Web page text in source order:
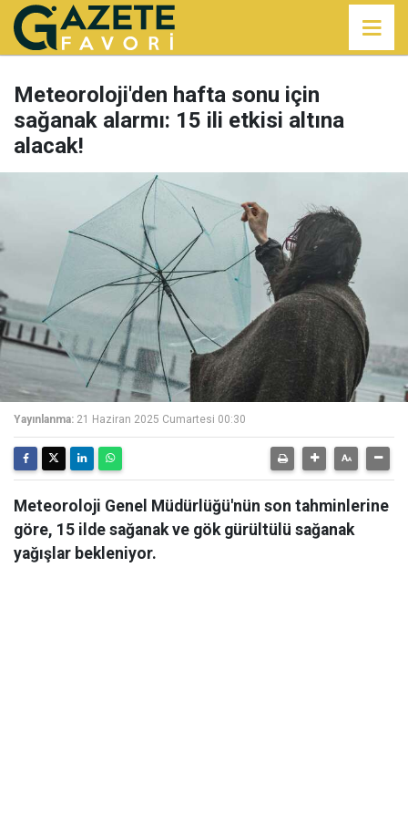
Meteoroloji'den hafta sonu için
sağanak alarmı: 15 ili etkisi altına
alacak!
Yayınlanma: 21 Haziran 2025 Cumartesi 00:30
Meteoroloji Genel Müdürlüğü'nün son tahminlerine
göre, 15 ilde sağanak ve gök gürültülü sağanak
yağışlar bekleniyor.